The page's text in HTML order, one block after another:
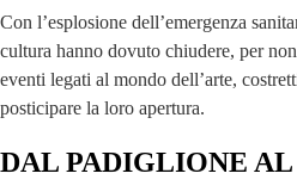
Con l’esplosione dell’emergenza
cultura hanno dovuto chiudere, per
eventi legati al mondo dell’arte,
posticipare la loro apertura.
DAL PADIGLIONE